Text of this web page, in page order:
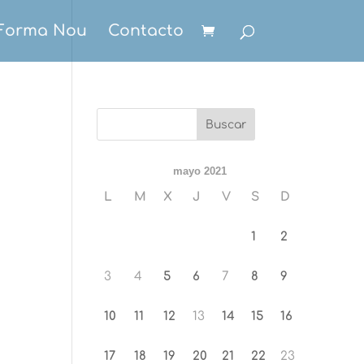
Nou Contacto
mayo 2021
L M X J V S D
1 2
3 4 5 6 7 8 9
10 11 12 13 14 15 16
17 18 19 20 21 22 23